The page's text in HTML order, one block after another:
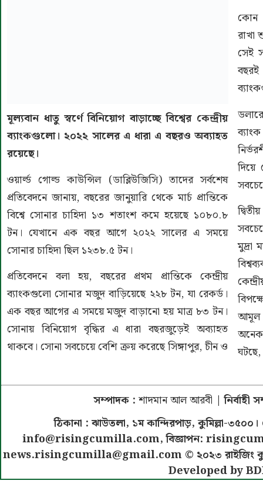
মূল্যবান ধাতু স্বর্ণে বিনিয়োগ বাড়াচ্ছে বিশ্বের কেন্দ্রীয়
ব্যাংকগুলো। ২০২২ সালের এ ধারা এ বছরও অব্যাহত
রয়েছে।
ওয়ার্ল্ড গোল্ড কাউন্সিল (ডাব্লিউজিসি) তাদের সর্বশেষ
প্রতিবেদনে জানায়, বছরের জানুয়ারি থেকে মার্চ প্রান্তিকে
বিশ্বে সোনার চাহিদা ১৩ শতাংশ কমে হয়েছে ১০৮০.৮
টন। যেখানে এক বছর আগে ২০২২ সালের এ সময়ে
সোনার চাহিদা ছিল ১২৩৮.৫ টন।
প্রতিবেদনে বলা হয়, বছরের প্রথম প্রান্তিকে কেন্দ্রীয়
ব্যাংকগুলো সোনার মজুদ বাড়িয়েছে ২২৮ টন, যা রেকর্ড।
এক বছর আগের এ সময়ে মজুদ বাড়ানো হয় মাত্র ৮৩ টন।
সোনায় বিনিয়োগ বৃদ্ধির এ ধারা বছরজুড়েই অব্যাহত
থাকবে। সোনা সবচেয়ে বেশি ক্রয় করেছে সিঙ্গাপুর, চীন ও
কোন
রাখা
সেই
মুদ্রা
আমূল
সম্পাদক : শাদমান আল আরবী | নির্বাহী
ঠিকানা : ঝাউতলা, ১ম কান্দিরপাড়, কুমিল্লা-
info@risingcumilla.com, বিজ্ঞাপন:
news.risingcumilla@gmail.com © ২০২৩ রাইজিং
Developed by